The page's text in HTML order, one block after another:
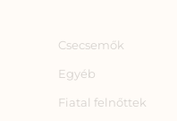
Csecsemők
Egyéb
Fiatal felnőttek